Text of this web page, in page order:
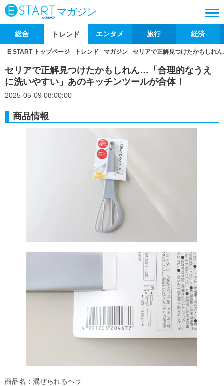
マガジン
総合 トレンド エンタメ 旅行 経済
E START トップページ トレンド マガジン セリアで正解見つけたかもしれ
セリアで正解見つけたかもしれん…「合理的なうえ
に洗いやすい」あのキッチンツールが合体！
2025-05-09 08:00:00
商品情報
商品名：混ぜられるヘラ